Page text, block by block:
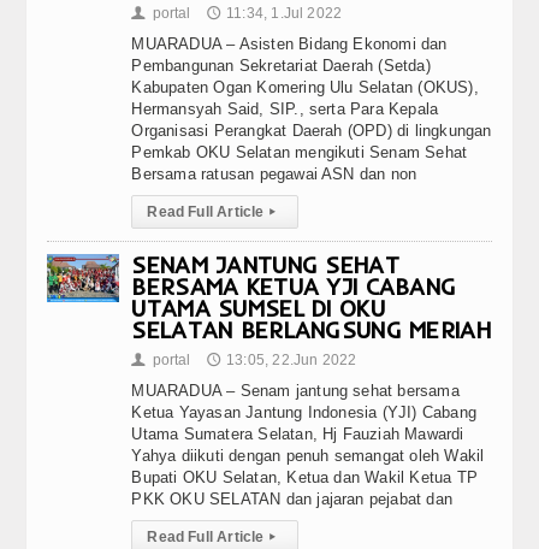
👤 portal 🕔 11:34, 1.Jul 2022
MUARADUA – Asisten Bidang Ekonomi dan
Pembangunan Sekretariat Daerah (Setda)
Kabupaten Ogan Komering Ulu Selatan (OKUS),
Hermansyah Said, SIP., serta Para Kepala
Organisasi Perangkat Daerah (OPD) di lingkungan
Pemkab OKU Selatan mengikuti Senam Sehat
Bersama ratusan pegawai ASN dan non
Read Full Article ▸
SENAM JANTUNG SEHAT
BERSAMA KETUA YJI CABANG
UTAMA SUMSEL DI OKU
SELATAN BERLANGSUNG MERIAH
👤 portal 🕔 13:05, 22.Jun 2022
MUARADUA – Senam jantung sehat bersama
Ketua Yayasan Jantung Indonesia (YJI) Cabang
Utama Sumatera Selatan, Hj Fauziah Mawardi
Yahya diikuti dengan penuh semangat oleh Wakil
Bupati OKU Selatan, Ketua dan Wakil Ketua TP
PKK OKU SELATAN dan jajaran pejabat dan
Read Full Article ▸